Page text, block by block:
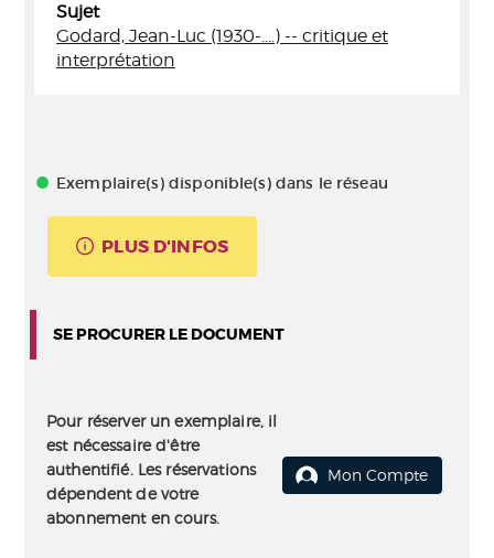
Sujet
Godard, Jean-Luc (1930-....) -- critique et
interprétation
Exemplaire(s) disponible(s) dans le réseau
PLUS D'INFOS
SE PROCURER LE DOCUMENT
Pour réserver un exemplaire, il
est nécessaire d'être
authentifié. Les réservations
dépendent de votre
abonnement en cours.
Mon Compte